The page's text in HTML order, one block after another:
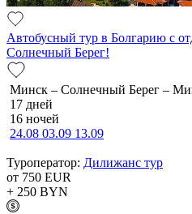
Автобусный тур в Болгарию с
Солнечный Берег!
Минск – Солнечный Берег –
17 дней
16 ночей
24.08 03.09 13.09
Туроператор: Дилижанс тур
от 750 EUR
+ 250 BYN